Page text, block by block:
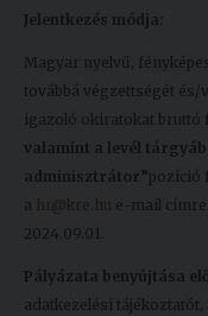
Jelentkezés módja:
Magyar nyelvű,
továbbá végzettségét és/
igazoló okiratokat bruttó
valamint a levél
adminisztrátor ”pozíció
a hr@kre.hu e-mail címre.
2024.09.01.
Pályázata benyújtása
adatkezelési